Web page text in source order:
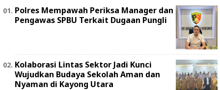
Polres Mempawah Periksa Manager dan
Pengawas SPBU Terkait Dugaan Pungli
Kolaborasi Lintas Sektor Jadi Kunci
Wujudkan Budaya Sekolah Aman dan
Nyaman di Kayong Utara